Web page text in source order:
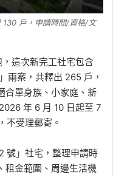
戶，申請時間/資格/文
這次新完工社宅包含
兩案，共釋出 265 戶，
合單身族、小家庭、新
年 6 月 10 日起至 7
不受理郵寄。
號」社宅，整理申請時
租金範圍、周邊生活機